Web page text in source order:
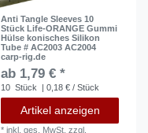
Anti Tangle Sleeves 10
Stück Life-ORANGE Gummi
Hülse konisches Silikon
Tube # AC2003 AC2004
carp-rig.de
ab 1,79 € *
10 Stück | 0,18 € / Stück
Artikel anzeigen
*inkl. ges. MwSt. zzgl.